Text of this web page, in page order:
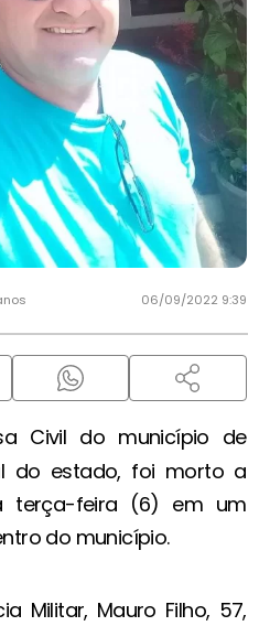
06/09/2022 9:39
Civil do município de
do estado, foi morto a
terça-feira (6) em um
do município.
Militar, Mauro Filho, 57,